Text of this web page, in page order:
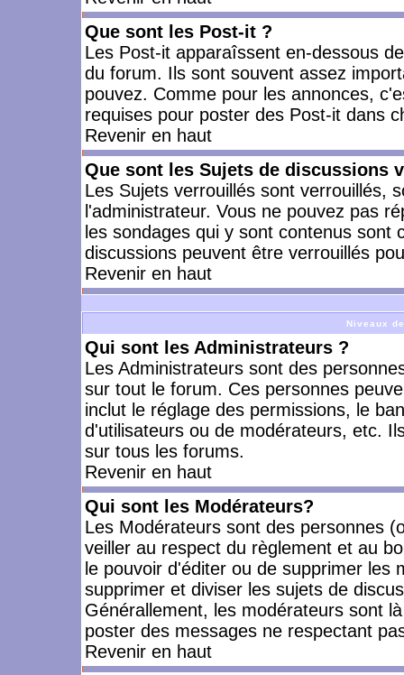
Que sont les Post-it ?
Les Post-it apparaîssent en-dessous
du forum. Ils sont souvent assez
pouvez. Comme pour les annonces,
requises pour poster des Post-it dans
Revenir en haut
Que sont les Sujets de discussions
Les Sujets verrouillés sont verrouillés,
l'administrateur. Vous ne pouvez pas
les sondages qui y sont contenus
discussions peuvent être verrouillés
Revenir en haut
Niveaux
Qui sont les Administrateurs ?
Les Administrateurs sont des
sur tout le forum. Ces personnes
inclut le réglage des permissions, le
d'utilisateurs ou de modérateurs, etc.
sur tous les forums.
Revenir en haut
Qui sont les Modérateurs?
Les Modérateurs sont des personnes
veiller au respect du règlement et au
le pouvoir d'éditer ou de supprimer les
supprimer et diviser les sujets de
Générallement, les modérateurs sont
poster des messages ne respectant
Revenir en haut